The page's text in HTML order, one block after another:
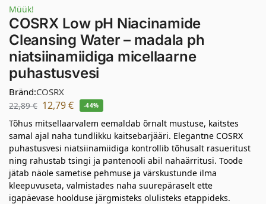
Müük!
COSRX Low pH Niacinamide
Cleansing Water – madala ph
niatsiinamiidiga micellaarne
puhastusvesi
Bränd:COSRX
22,89€ 12,79€ -44%
Tõhus mitsellaarvalem eemaldab õrnalt mustuse, kaitstes
samal ajal naha tundlikku kaitsebarjääri. Elegantne COSRX
puhastusvesi niatsiinamiidiga kontrollib tõhusalt rasueritust
ning rahustab tsingi ja pantenooli abil nahaärritusi. Toode
jätab näole sametise pehmuse ja värskustunde ilma
kleepuvuseta, valmistades naha suurepäraselt ette
igapäevase hoolduse järgmisteks olulisteks etappideks.